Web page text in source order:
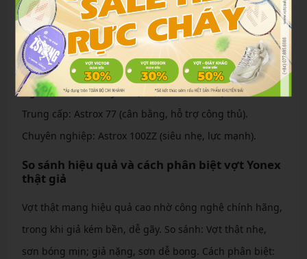
mạnh.
Gợi ý các dòng vợt Yonex cho từng cấp độ người
chơi
Người mới: Nanoray 10F (nhẹ, dễ kiểm soát).
Trung cấp: Astrox 77 (cân bằng, hỗ trợ công thủ).
Chuyên nghiệp: Astrox 100ZZ (siêu nhẹ, lực mạnh).
So sánh hiệu quả và cách phân biệt vợt Yonex
thật giả
Vợt thật mang hiệu quả cao nhờ công nghệ chính hãng,
trong khi giả kém bền, dễ gãy. So sánh: Vợt thật nhẹ,
sơn bóng mịn; giả nặng, sơn dễ bong. Cách phân biệt: